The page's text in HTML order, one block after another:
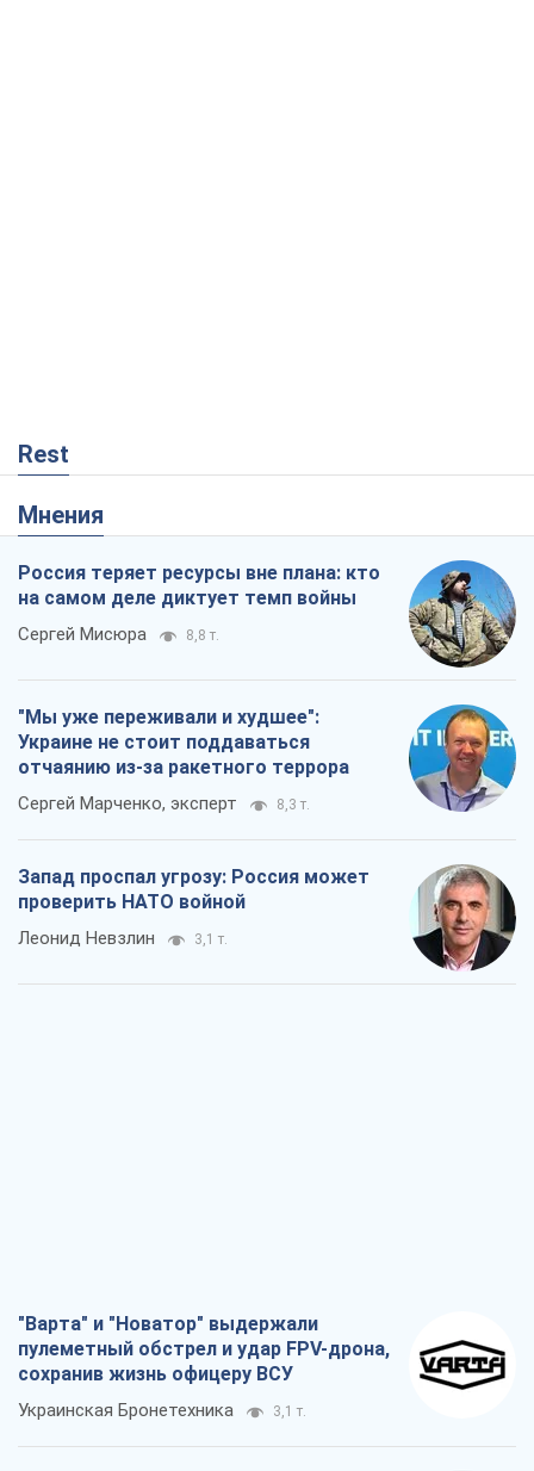
Rest
Мнения
Россия теряет ресурсы вне плана: кто
на самом деле диктует темп войны
Сергей Мисюра 8,8 т.
"Мы уже переживали и худшее":
Украине не стоит поддаваться
отчаянию из-за ракетного террора
Сергей Марченко, эксперт 8,3 т.
Запад проспал угрозу: Россия может
проверить НАТО войной
Леонид Невзлин 3,1 т.
"Варта" и "Новатор" выдержали
пулеметный обстрел и удар FPV-дрона,
сохранив жизнь офицеру ВСУ
Украинская Бронетехника 3,1 т.